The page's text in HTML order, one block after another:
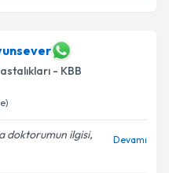
- KBB
doktorumun ilgisi,
Devamı